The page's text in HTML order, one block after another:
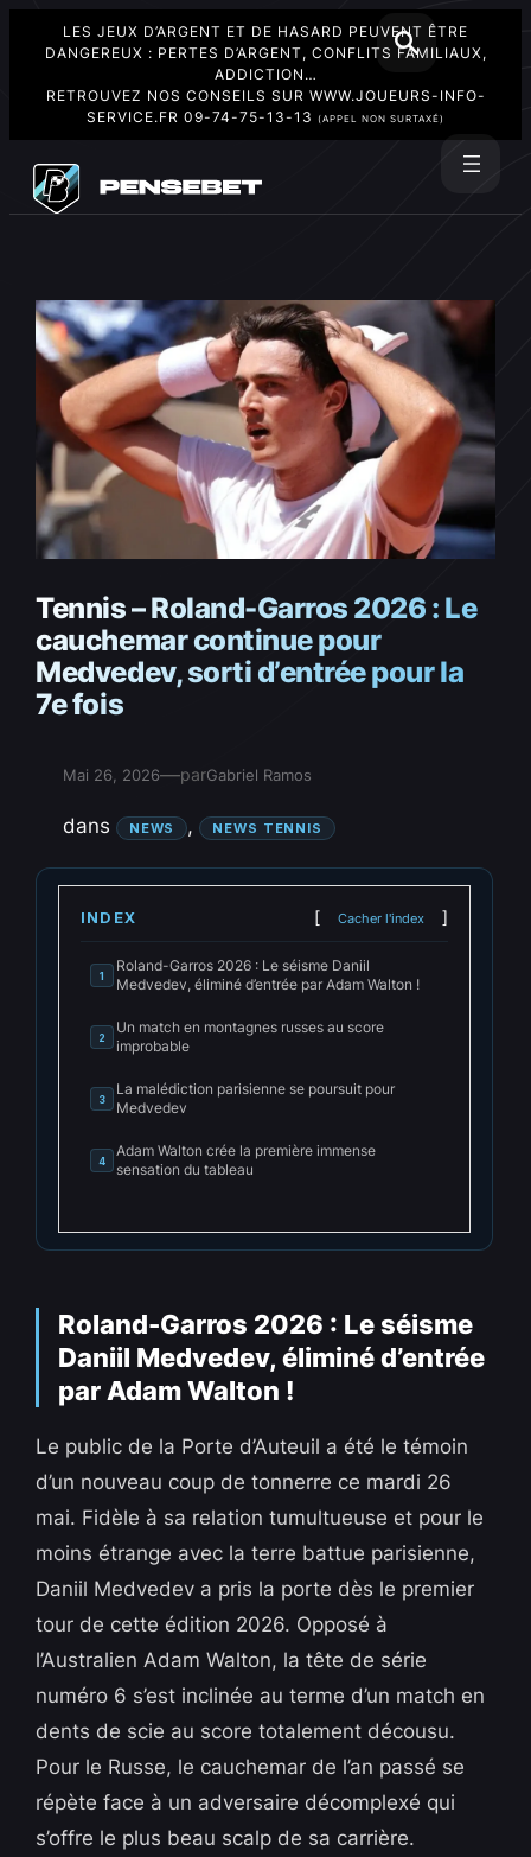
LES JEUX D’ARGENT ET DE HASARD PEUVENT ÊTRE
DANGEREUX : PERTES D’ARGENT, CONFLITS FAMILIAUX,
ADDICTION…
RETROUVEZ NOS CONSEILS SUR WWW.JOUEURS-INFO-
SERVICE.FR 09-74-75-13-13 (APPEL NON SURTAXÉ)
contenu
Tennis – Roland-Garros 2026 : Le
cauchemar continue pour
Medvedev, sorti d’entrée pour la
7e fois
Mai 26, 2026—parGabriel Ramos
dans NEWS , NEWS TENNIS
INDEX Cacher l'index
1
Roland-Garros 2026 : Le séisme Daniil
Medvedev, éliminé d’entrée par Adam Walton !
2
Un match en montagnes russes au score
improbable
3
La malédiction parisienne se poursuit pour
Medvedev
4
Adam Walton crée la première immense
sensation du tableau
Roland-Garros 2026 : Le séisme
Daniil Medvedev, éliminé d’entrée
par Adam Walton !
Le public de la Porte d’Auteuil a été le témoin
d’un nouveau coup de tonnerre ce mardi 26
mai. Fidèle à sa relation tumultueuse et pour le
moins étrange avec la terre battue parisienne,
Daniil Medvedev a pris la porte dès le premier
tour de cette édition 2026. Opposé à
l’Australien Adam Walton, la tête de série
numéro 6 s’est inclinée au terme d’un match en
dents de scie au score totalement décousu.
Pour le Russe, le cauchemar de l’an passé se
répète face à un adversaire décomplexé qui
s’offre le plus beau scalp de sa carrière.